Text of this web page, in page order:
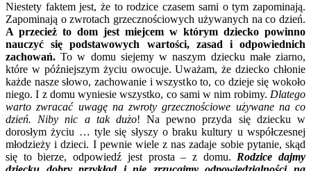
Niestety faktem jest, że to rodzice czasem sami o tym zapominają.
Zapominają o zwrotach grzecznościowych używanych na co dzień.
A przecież to dom jest miejcem w którym dziecko powinno
nauczyć się podstawowych wartości, zasad i odpowiednich
zachowań. To w domu siejemy w naszym dziecku małe ziarno,
które w późniejszym życiu owocuje. Uważam, że dziecko chłonie
każde nasze słowo, zachowanie i wszystko to, co dzieje się wokoło
niego. I z domu wyniesie wszystko, co sami w nim robimy. Dlatego
warto zwracać uwagę na zwroty grzecznościowe używane na co
dzień. Niby nic a tak dużo! Na pewno przyda się dziecku w
dorosłym życiu … tyle się słyszy o braku kultury u współczesnej
młodzieży i dzieci. I pewnie wiele z nas zadaje sobie pytanie, skąd
się to bierze, odpowiedź jest prosta – z domu. Rodzice dajmy